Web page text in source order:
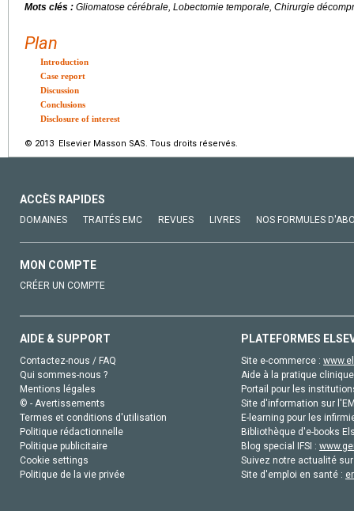
Mots clés : Gliomatose cérébrale, Lobectomie temporale, Chirurgie
Plan
Introduction
Case report
Discussion
Conclusions
Disclosure of interest
© 2013 Elsevier Masson SAS. Tous droits réservés.
ACCÈS RAPIDES
DOMAINES TRAITÉS EMC REVUES LIVRES NOS FORMULES
MON COMPTE
CRÉER UN COMPTE
AIDE & SUPPORT
Contactez-nous / FAQ
Qui sommes-nous ?
Mentions légales
© - Avertissements
Termes et conditions d'utilisation
Politique rédactionnelle
Politique publicitaire
Cookie settings
Politique de la vie privée
PLATEFORMES
Site e-commerce :
Aide à la pratique
Portail pour les
Site d'information sur
E-learning pour les
Bibliothèque d'e-books
Blog special IFSI :
Suivez notre actualité
Site d'emploi en santé :